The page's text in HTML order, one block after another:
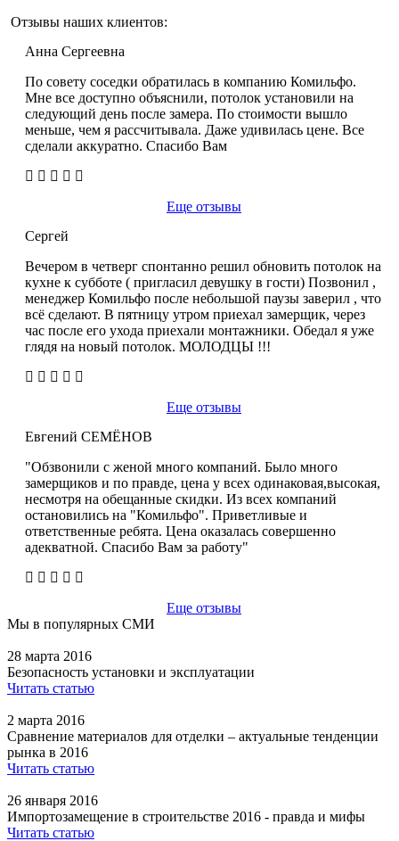
Отзывы наших клиентов:
Анна Сергеевна
По совету соседки обратилась в компанию Комильфо.
Мне все доступно объяснили, потолок установили на
следующий день после замера. По стоимости вышло
меньше, чем я рассчитывала. Даже удивилась цене. Все
сделали аккуратно. Спасибо Вам
Еще отзывы
Сергей
Вечером в четверг спонтанно решил обновить потолок на
кухне к субботе ( пригласил девушку в гости) Позвонил ,
менеджер Комильфо после небольшой паузы заверил , что
всё сделают. В пятницу утром приехал замерщик, через
час после его ухода приехали монтажники. Обедал я уже
глядя на новый потолок. МОЛОДЦЫ !!!
Еще отзывы
Евгений СЕМЁНОВ
"Обзвонили с женой много компаний. Было много
замерщиков и по правде, цена у всех одинаковая,высокая,
несмотря на обещанные скидки. Из всех компаний
остановились на "Комильфо". Приветливые и
ответственные ребята. Цена оказалась совершенно
адекватной. Спасибо Вам за работу"
Еще отзывы
Мы в популярных СМИ
28 марта 2016
Безопасность установки и эксплуатации
Читать статью
2 марта 2016
Сравнение материалов для отделки – актуальные тенденции
рынка в 2016
Читать статью
26 января 2016
Импортозамещение в строительстве 2016 - правда и мифы
Читать статью